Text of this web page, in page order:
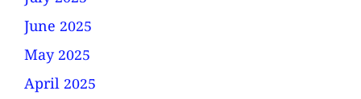
June 2025
May 2025
April 2025